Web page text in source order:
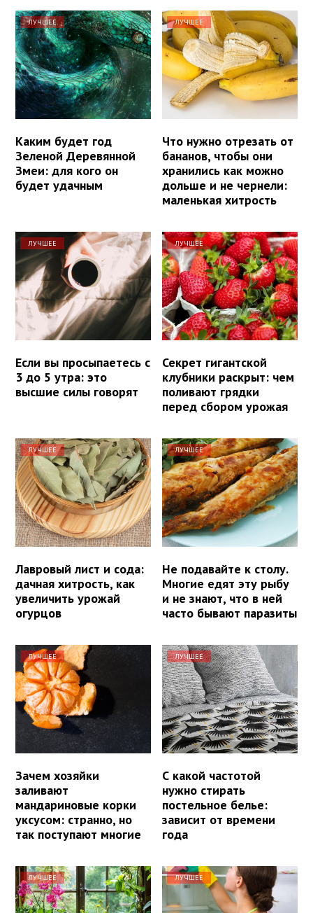
ЛУЧШЕЕ
Каким будет год
Зеленой Деревянной
Змеи: для кого он
будет удачным
ЛУЧШЕЕ
Что нужно отрезать от
бананов, чтобы они
хранились как можно
дольше и не чернели:
маленькая хитрость
ЛУЧШЕЕ
Если вы просыпаетесь с
3 до 5 утра: это
высшие силы говорят
ЛУЧШЕЕ
Секрет гигантской
клубники раскрыт: чем
поливают грядки
перед сбором урожая
ЛУЧШЕЕ
Лавровый лист и сода:
дачная хитрость, как
увеличить урожай
огурцов
ЛУЧШЕЕ
Не подавайте к столу.
Многие едят эту рыбу
и не знают, что в ней
часто бывают паразиты
ЛУЧШЕЕ
Зачем хозяйки
заливают
мандариновые корки
уксусом: странно, но
так поступают многие
ЛУЧШЕЕ
С какой частотой
нужно стирать
постельное белье:
зависит от времени
года
ЛУЧШЕЕ ЛУЧШЕЕ